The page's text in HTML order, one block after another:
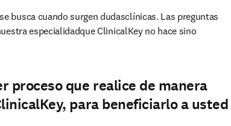
busca cuando surgen dudasclínicas. Las preguntas
especialidadque ClinicalKey no hace sino
proceso que realice de manera
para beneficiarlo a usted